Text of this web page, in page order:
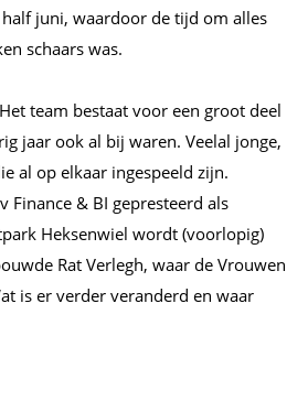
juni, waardoor de tijd om alles
schaars was.
team bestaat voor een groot deel
jaar ook al bij waren. Veelal jonge,
al op elkaar ingespeeld zijn.
Finance & BI gepresteerd als
Heksenwiel wordt (voorlopig)
Rat Verlegh, waar de Vrouwen
is er verder veranderd en waar